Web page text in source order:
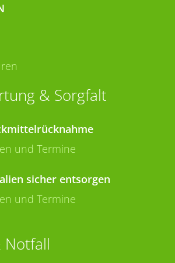
& Sorgfalt
und Termine
sicher entsorgen
und Termine
Notfall